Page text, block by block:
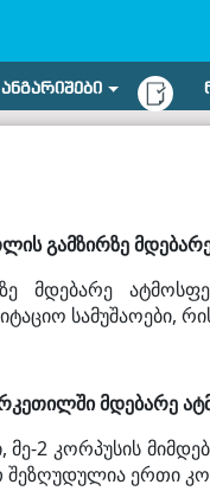
ᲐᲜᲒᲐᲠᲘᲨᲔᲑᲘ
გამზირზე
მდებარე
სამუშაოები,
მდებარე
2 კორპუსის
ერთი